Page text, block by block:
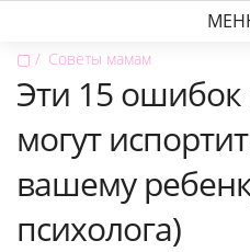
▢ Советы мамам
Эти 15 ошибок
могут
вашему
психолога)